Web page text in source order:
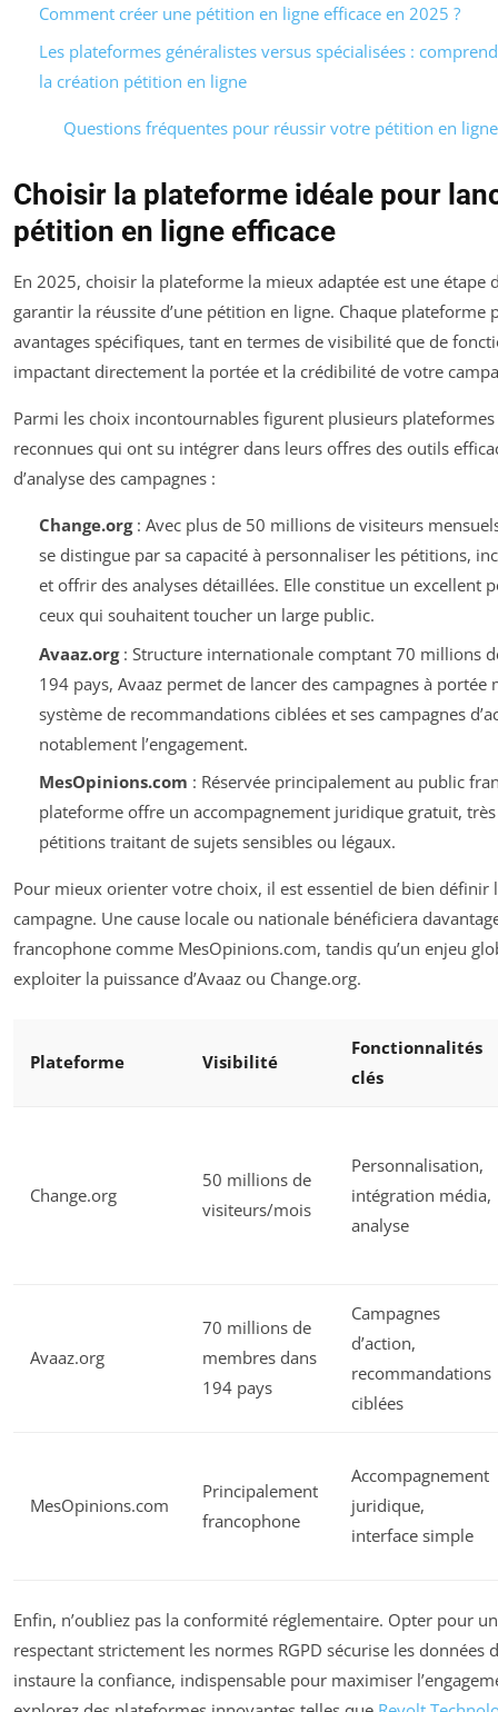
Comment créer une pétition en ligne efficace en 2025 ?
Les plateformes généralistes versus spécialisées :
la création pétition en ligne
Questions fréquentes pour réussir votre pétition en ligne
Choisir la plateforme idéale pour
pétition en ligne efficace
En 2025, choisir la plateforme la mieux adaptée est une étape
garantir la réussite d’une pétition en ligne. Chaque plateforme
avantages spécifiques, tant en termes de visibilité que de
impactant directement la portée et la crédibilité de votre
Parmi les choix incontournables figurent plusieurs
reconnues qui ont su intégrer dans leurs offres des outils
d’analyse des campagnes :
Change.org: Avec plus de 50 millions de visiteurs
se distingue par sa capacité à personnaliser les pétitions,
et offrir des analyses détaillées. Elle constitue un excellent
ceux qui souhaitent toucher un large public.
Avaaz.org: Structure internationale comptant 70 millions
194 pays, Avaaz permet de lancer des campagnes à portée
système de recommandations ciblées et ses campagnes
notablement l’engagement.
MesOpinions.com : Réservée principalement au public
plateforme offre un accompagnement juridique gratuit,
pétitions traitant de sujets sensibles ou légaux.
Pour mieux orienter votre choix, il est essentiel de bien définir
campagne. Une cause locale ou nationale bénéficiera
francophone comme MesOpinions.com, tandis qu’un enjeu
exploiter la puissance d’Avaaz ou Change.org.
Plateforme Visibilité
Fonctionnalités
clés
Change.org
50 millions de
visiteurs/mois
Personnalisation,
intégration média,
analyse
Avaaz.org
70 millions de
membres dans
194 pays
Campagnes
d’action,
recommandations
ciblées
MesOpinions.com
Principalement
francophone
Accompagnement
juridique,
interface simple
Enfin, n’oubliez pas la conformité réglementaire. Opter pour
respectant strictement les normes RGPD sécurise les données
instaure la confiance, indispensable pour maximiser